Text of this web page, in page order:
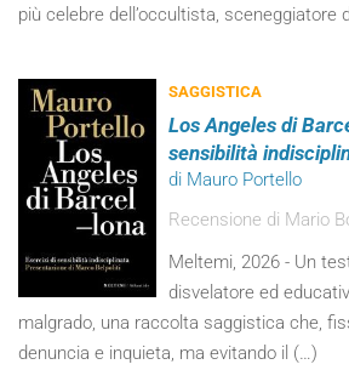
più celebre dell’occultista, sceneggiatore
SAGGISTICA
Los Angeles di
sensibilità
di Mauro Portello
Recensione di Mario
Meltemi, 2026 - Un
disvelatore ed
malgrado, una raccolta saggistica che,
denuncia e inquieta, ma evitando il (…)